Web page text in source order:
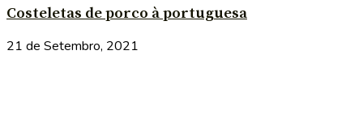
Costeletas de porco à portuguesa
21 de Setembro, 2021